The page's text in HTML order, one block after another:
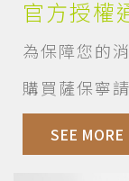
官方授權
為保障您的
購買薩保寧
SEE MORE